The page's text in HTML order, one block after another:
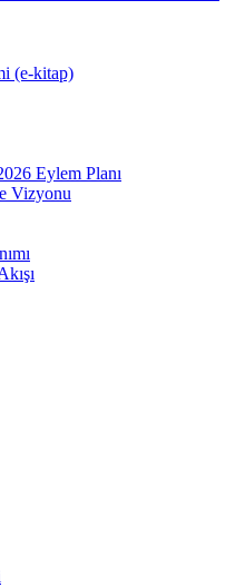
(e-kitap)
Eylem Planı
Vizyonu